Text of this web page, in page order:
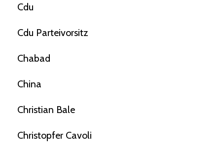
Cdu
Cdu Parteivorsitz
Chabad
China
Christian Bale
Christopfer Cavoli